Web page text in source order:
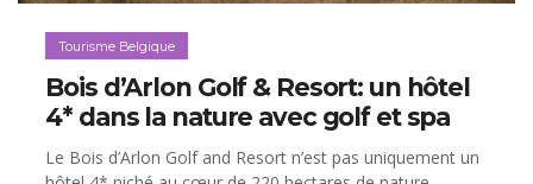
Tourisme Belgique
Bois d’Arlon Golf & Resort: un hôtel
4* dans la nature avec golf et spa
Le Bois d’Arlon Golf and Resort n’est pas uniquement un